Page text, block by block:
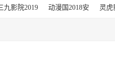
九影院2019
动漫国2018安
灵虎